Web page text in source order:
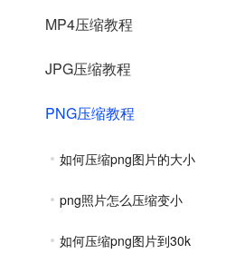
MP4压缩教程
JPG压缩教程
PNG压缩教程
如何压缩png图片的大小
png照片怎么压缩变小
如何压缩png图片到30k